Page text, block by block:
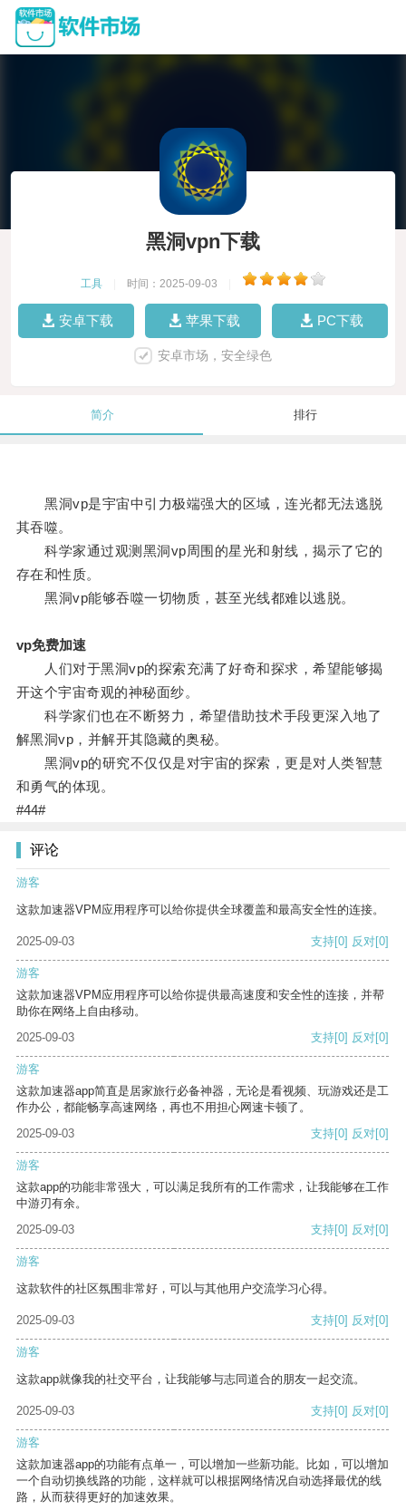
黑洞vpn下载
工具 时间：2025-09-03
安卓下载 苹果下载 PC下载
安卓市场，安全绿色
简介 排行
黑洞vp是宇宙中引力极端强大的区域，连光都无法逃脱
其吞噬。
科学家通过观测黑洞vp周围的星光和射线，揭示了它的
存在和性质。
黑洞vp能够吞噬一切物质，甚至光线都难以逃脱。
vp免费加速
人们对于黑洞vp的探索充满了好奇和探求，希望能够揭
开这个宇宙奇观的神秘面纱。
科学家们也在不断努力，希望借助技术手段更深入地了
解黑洞vp，并解开其隐藏的奥秘。
黑洞vp的研究不仅仅是对宇宙的探索，更是对人类智慧
和勇气的体现。
#44#
评论
游客
这款加速器VPM应用程序可以给你提供全球覆盖和最高安全性的连接。
2025-09-03 支持[0] 反对[0]
游客
这款加速器VPM应用程序可以给你提供最高速度和安全性的连接，并帮
助你在网络上自由移动。
2025-09-03
支持[0] 反对[0]
游客
这款加速器app简直是居家旅行必备神器，无论是看视频、玩游戏还是工
作办公，都能畅享高速网络，再也不用担心网速卡顿了。
2025-09-03
支持[0] 反对[0]
游客
这款app的功能非常强大，可以满足我所有的工作需求，让我能够在工作
中游刃有余。
2025-09-03
支持[0] 反对[0]
游客
这款软件的社区氛围非常好，可以与其他用户交流学习心得。
2025-09-03 支持[0] 反对[0]
游客
这款app就像我的社交平台，让我能够与志同道合的朋友一起交流。
2025-09-03 支持[0] 反对[0]
游客
这款加速器app的功能有点单一，可以增加一些新功能。比如，可以增加
一个自动切换线路的功能，这样就可以根据网络情况自动选择最优的线
路，从而获得更好的加速效果。